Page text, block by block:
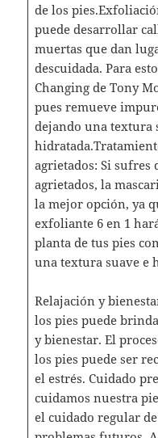
de los
puede desarrollar
muertas que dan
descuidada. Para
Changing de Tony
pues remueve
dejando una textura
agrietados: Si sufres
agrietados, la
la mejor opción, ya
exfoliante 6 en 1
planta de tus pies
una textura suave e
Relajación y
los pies puede
y bienestar. El
los pies puede ser
el estrés. Cuidado
cuidamos nuestra
el cuidado regular